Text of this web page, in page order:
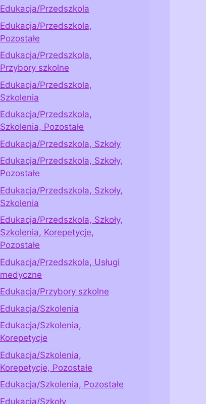
Edukacja/Przedszkola
Edukacja/Przedszkola,
Pozostałe
Edukacja/Przedszkola,
Przybory szkolne
Edukacja/Przedszkola,
Szkolenia
Edukacja/Przedszkola,
Szkolenia, Pozostałe
Edukacja/Przedszkola, Szkoły
Edukacja/Przedszkola, Szkoły,
Pozostałe
Edukacja/Przedszkola, Szkoły,
Szkolenia
Edukacja/Przedszkola, Szkoły,
Szkolenia, Korepetycje,
Pozostałe
Edukacja/Przedszkola, Usługi
medyczne
Edukacja/Przybory szkolne
Edukacja/Szkolenia
Edukacja/Szkolenia,
Korepetycje
Edukacja/Szkolenia,
Korepetycje, Pozostałe
Edukacja/Szkolenia, Pozostałe
Edukacja/Szkoły